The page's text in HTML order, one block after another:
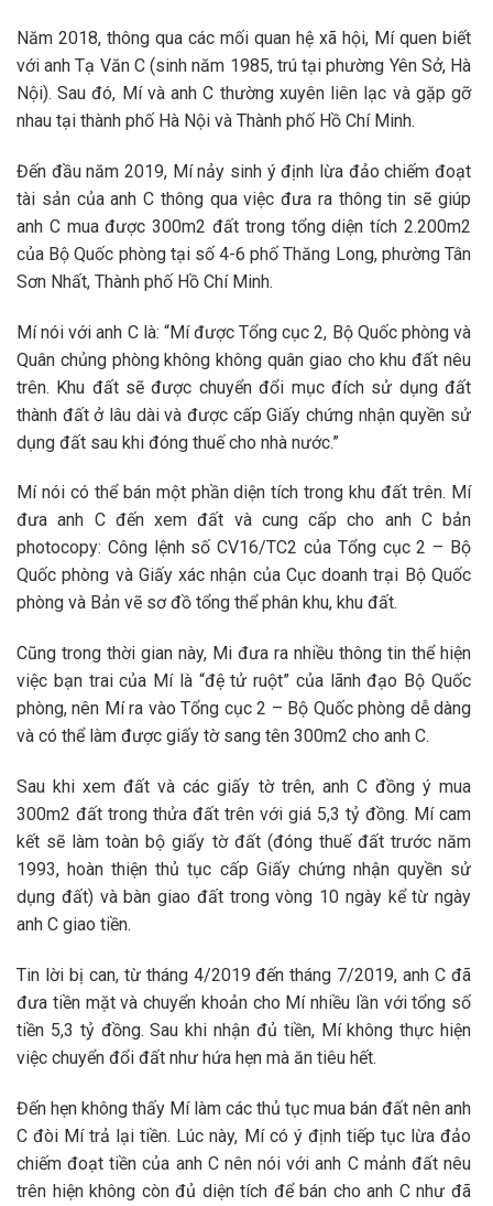
Năm 2018, thông qua các mối quan hệ xã hội, Mí quen biết
với anh Tạ Văn C (sinh năm 1985, trú tại phường Yên Sở, Hà
Nội). Sau đó, Mí và anh C thường xuyên liên lạc và gặp gỡ
nhau tại thành phố Hà Nội và Thành phố Hồ Chí Minh.
Đến đầu năm 2019, Mí nảy sinh ý định lừa đảo chiếm đoạt
tài sản của anh C thông qua việc đưa ra thông tin sẽ giúp
anh C mua được 300m2 đất trong tổng diện tích 2.200m2
của Bộ Quốc phòng tại số 4-6 phố Thăng Long, phường Tân
Sơn Nhất, Thành phố Hồ Chí Minh.
Mí nói với anh C là: “Mí được Tổng cục 2, Bộ Quốc phòng và
Quân chủng phòng không không quân giao cho khu đất nêu
trên. Khu đất sẽ được chuyển đổi mục đích sử dụng đất
thành đất ở lâu dài và được cấp Giấy chứng nhận quyền sử
dụng đất sau khi đóng thuế cho nhà nước.”
Mí nói có thể bán một phần diện tích trong khu đất trên. Mí
đưa anh C đến xem đất và cung cấp cho anh C bản
photocopy: Công lệnh số CV16/TC2 của Tổng cục 2 – Bộ
Quốc phòng và Giấy xác nhận của Cục doanh trại Bộ Quốc
phòng và Bản vẽ sơ đồ tổng thể phân khu, khu đất.
Cũng trong thời gian này, Mi đưa ra nhiều thông tin thể hiện
việc bạn trai của Mí là “đệ tử ruột” của lãnh đạo Bộ Quốc
phòng, nên Mí ra vào Tổng cục 2 – Bộ Quốc phòng dễ dàng
và có thể làm được giấy tờ sang tên 300m2 cho anh C.
Sau khi xem đất và các giấy tờ trên, anh C đồng ý mua
300m2 đất trong thửa đất trên với giá 5,3 tỷ đồng. Mí cam
kết sẽ làm toàn bộ giấy tờ đất (đóng thuế đất trước năm
1993, hoàn thiện thủ tục cấp Giấy chứng nhận quyền sử
dụng đất) và bàn giao đất trong vòng 10 ngày kể từ ngày
anh C giao tiền.
Tin lời bị can, từ tháng 4/2019 đến tháng 7/2019, anh C đã
đưa tiền mặt và chuyển khoản cho Mí nhiều lần với tổng số
tiền 5,3 tỷ đồng. Sau khi nhận đủ tiền, Mí không thực hiện
việc chuyển đổi đất như hứa hẹn mà ăn tiêu hết.
Đến hẹn không thấy Mí làm các thủ tục mua bán đất nên anh
C đòi Mí trả lại tiền. Lúc này, Mí có ý định tiếp tục lừa đảo
chiếm đoạt tiền của anh C nên nói với anh C mảnh đất nêu
trên hiện không còn đủ diện tích để bán cho anh C như đã